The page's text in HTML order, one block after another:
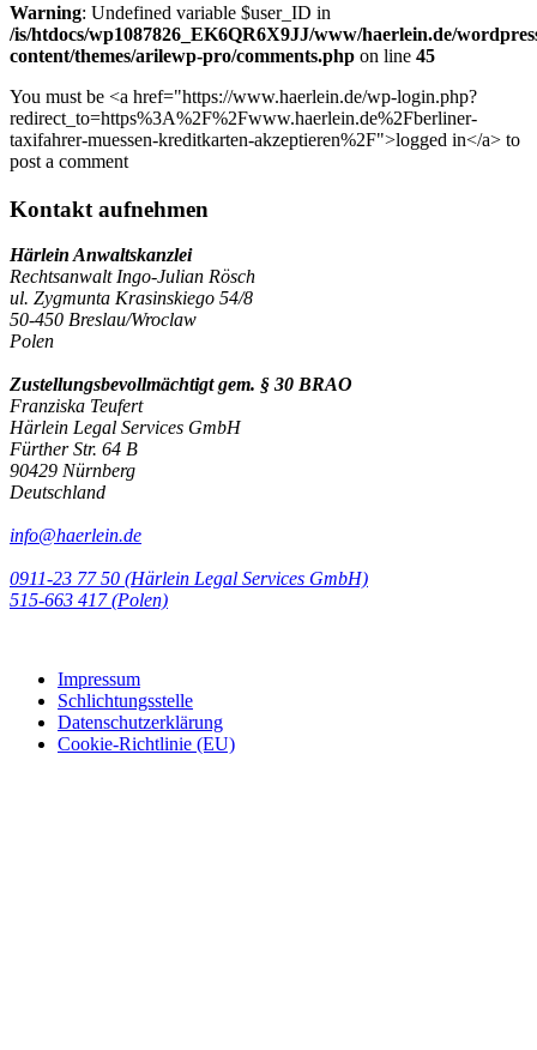
Warning: Undefined variable $user_ID in
/is/htdocs/wp1087826_EK6QR6X9JJ/www/haerlein.de/
content/themes/arilewp-pro/comments.php on line 45
You must be <a href="https://www.haerlein.de/wp-login.php?
redirect_to=https%3A%2F%2Fwww.haerlein.de%2Fberliner-
taxifahrer-muessen-kreditkarten-akzeptieren%2F">logged in</a> to
post a comment
Kontakt aufnehmen
Härlein Anwaltskanzlei
Rechtsanwalt Ingo-Julian Rösch
ul. Zygmunta Krasinskiego 54/8
50-450 Breslau/Wroclaw
Polen
Zustellungsbevollmächtigt gem. § 30 BRAO
Franziska Teufert
Härlein Legal Services GmbH
Fürther Str. 64 B
90429 Nürnberg
Deutschland
info@haerlein.de
0911-23 77 50 (Härlein Legal Services GmbH)
‭515-663 417 (Polen)‬‬‬
Impressum
Schlichtungsstelle
Datenschutzerklärung
Cookie-Richtlinie (EU)